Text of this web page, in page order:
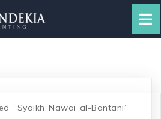
“Syaikh Nawai al-Bantani”